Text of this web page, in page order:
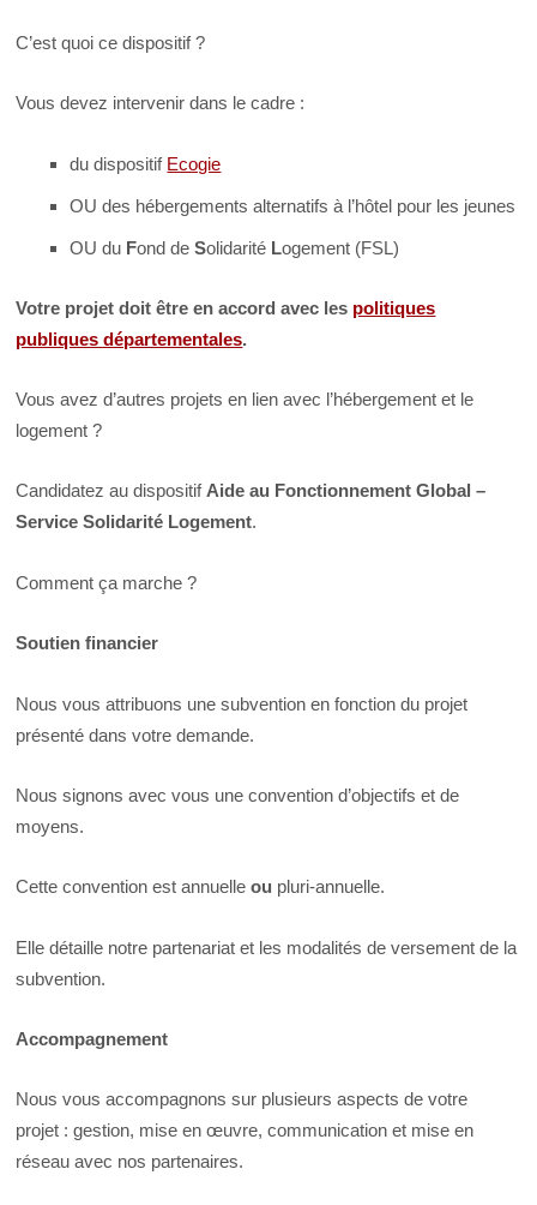
C’est quoi ce dispositif ?
Vous devez intervenir dans le cadre :
du dispositif Ecogie
OU des hébergements alternatifs à l’hôtel pour les jeunes
OU du Fond deSolidarité Logement (FSL)
Votre projet doit être en accord avec les politiques
publiques départementales.
Vous avez d’autres projets en lien avec l’hébergement et le
logement ?
Candidatez au dispositif Aide au Fonctionnement Global –
Service Solidarité Logement.
Comment ça marche ?
Soutien financier
Nous vous attribuons une subvention en fonction du projet
présenté dans votre demande.
Nous signons avec vous une convention d’objectifs et de
moyens.
Cette convention est annuelleou pluri-annuelle.
Elle détaille notre partenariat et les modalités de versement de la
subvention.
Accompagnement
Nous vous accompagnons sur plusieurs aspects de votre
projet : gestion, mise en œuvre, communication et mise en
réseau avec nos partenaires.